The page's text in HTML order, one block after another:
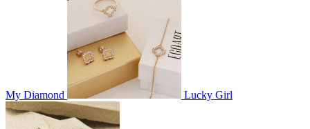
My Diamond Lucky Girl